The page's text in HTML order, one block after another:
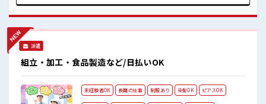
集中♪
派遣
組立・加工・食品製造など/日払いOK
未経験者OK 長期の仕事 制服あり 染髪OK ピアスOK